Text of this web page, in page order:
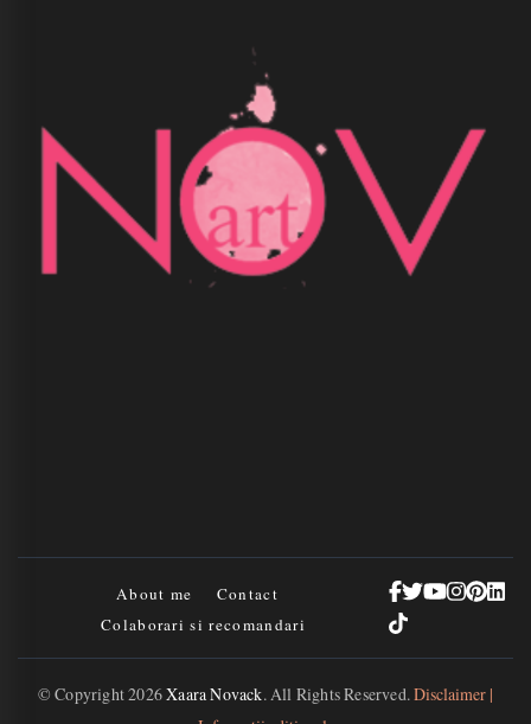
About me
Contact
Colaborari si recomandari
© Copyright 2026Xaara Novack. All Rights Reserved.Disclaimer |